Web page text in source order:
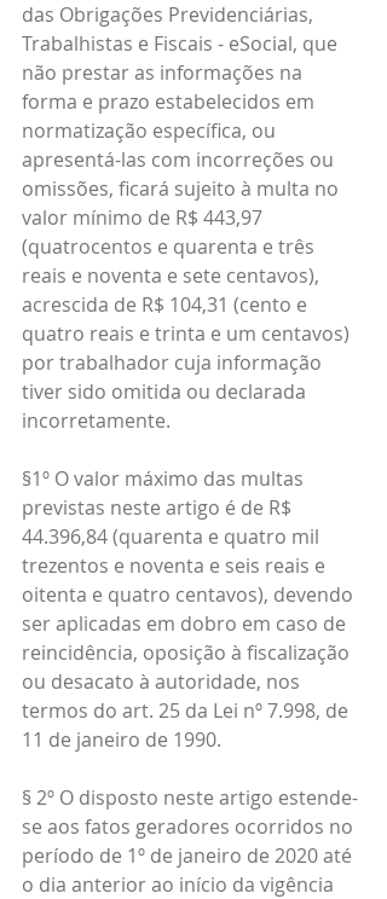
das Obrigações Previdenciárias,
Trabalhistas e Fiscais - eSocial, que
não prestar as informações na
forma e prazo estabelecidos em
normatização específica, ou
apresentá-las com incorreções ou
omissões, ficará sujeito à multa no
valor mínimo de R$ 443,97
(quatrocentos e quarenta e três
reais e noventa e sete centavos),
acrescida de R$ 104,31 (cento e
quatro reais e trinta e um centavos)
por trabalhador cuja informação
tiver sido omitida ou declarada
incorretamente.
§1º O valor máximo das multas
previstas neste artigo é de R$
44.396,84 (quarenta e quatro mil
trezentos e noventa e seis reais e
oitenta e quatro centavos), devendo
ser aplicadas em dobro em caso de
reincidência, oposição à fiscalização
ou desacato à autoridade, nos
termos do art. 25 da Lei nº 7.998, de
11 de janeiro de 1990.
§ 2º O disposto neste artigo estende-
se aos fatos geradores ocorridos no
período de 1º de janeiro de 2020 até
o dia anterior ao início da vigência